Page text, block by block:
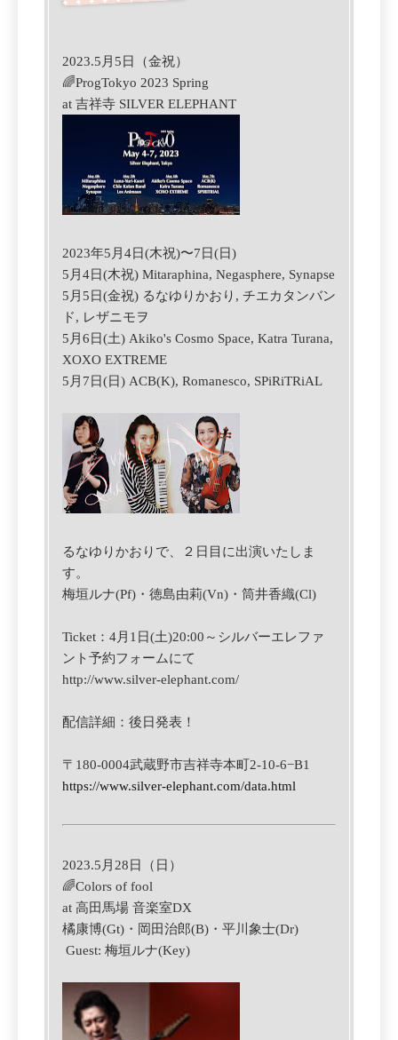
2023.5月5日（金祝）
🌈ProgTokyo 2023 Spring
at 吉祥寺 SILVER ELEPHANT
2023年5月4日(木祝)〜7日(日)
5月4日(木祝) Mitaraphina, Negasphere, Synapse
5月5日(金祝) るなゆりかおり, チエカタンバン
ド, レザニモヲ
5月6日(土) Akiko's Cosmo Space, Katra Turana,
XOXO EXTREME
5月7日(日) ACB(K), Romanesco, SPiRiTRiAL
るなゆりかおりで、２日目に出演いたしま
す。
梅垣ルナ(Pf)・徳島由莉(Vn)・筒井香織(Cl)
Ticket： 4月1日(土)20:00～シルバーエレファ
ント予約フォームにて
http://www.silver-elephant.com/
配信詳細：後日発表！
〒180-0004武蔵野市吉祥寺本町2-10-6−B1
https://www.silver-elephant.com/data.html
2023.5月28日（日）
🌈Colors of fool
at 高田馬場 音楽室DX
橘康博(Gt)・岡田治郎(B)・平川象士(Dr)
Guest: 梅垣ルナ(Key)